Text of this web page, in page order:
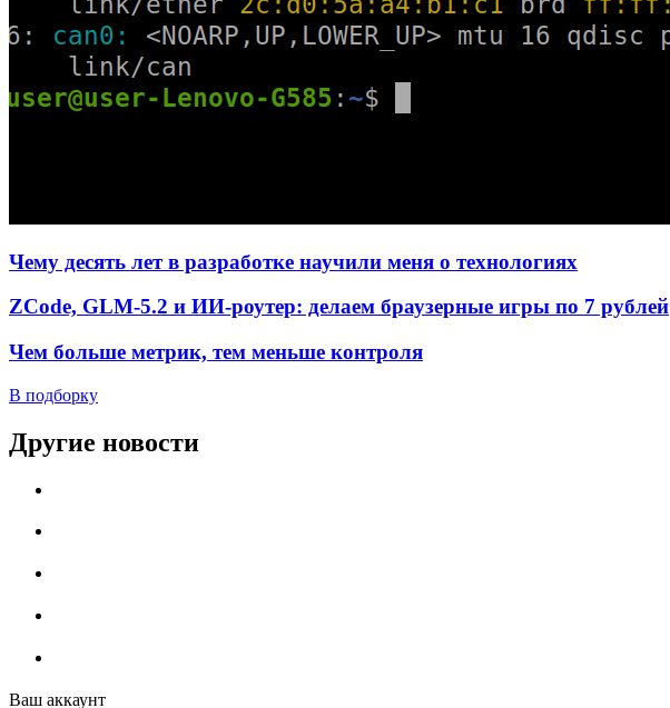
Чему десять лет в разработке научили меня о технологиях
ZCode, GLM-5.2 и ИИ-роутер: делаем браузерные игры по 7 рублей
Чем больше метрик, тем меньше контроля
В подборку
Другие новости
Ваш аккаунт